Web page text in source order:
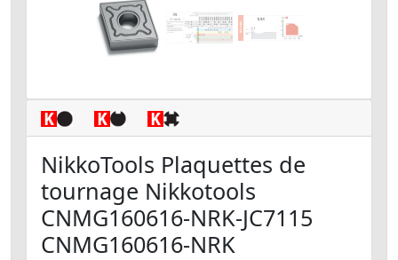
NikkoTools Plaquettes de
tournage Nikkotools
CNMG160616-NRK-JC7115
CNMG160616-NRK